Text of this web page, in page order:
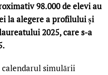
98.000 de elevi au
la alegere a profilului și
2025, care s-a
calendarul simulării